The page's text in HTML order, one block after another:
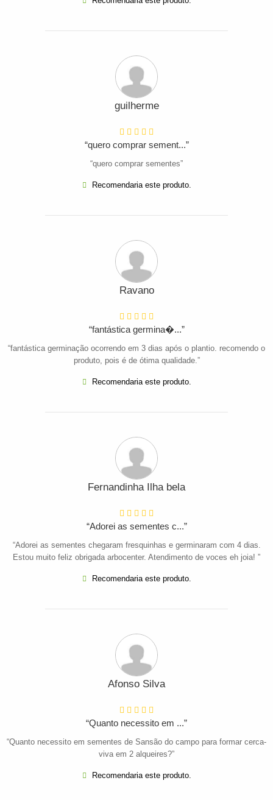
guilherme
“quero comprar sement...”
“quero comprar sementes”
Recomendaria este produto.
Ravano
“fantástica germina�...”
“fantástica germinação ocorrendo em 3 dias após o plantio. recomendo o
produto, pois é de ótima qualidade.”
Recomendaria este produto.
Fernandinha Ilha bela
“Adorei as sementes c...”
“Adorei as sementes chegaram fresquinhas e germinaram com 4 dias.
Estou muito feliz obrigada arbocenter. Atendimento de voces eh joia! ”
Recomendaria este produto.
Afonso Silva
“Quanto necessito em ...”
“Quanto necessito em sementes de Sansão do campo para formar cerca-
viva em 2 alqueires?”
Recomendaria este produto.